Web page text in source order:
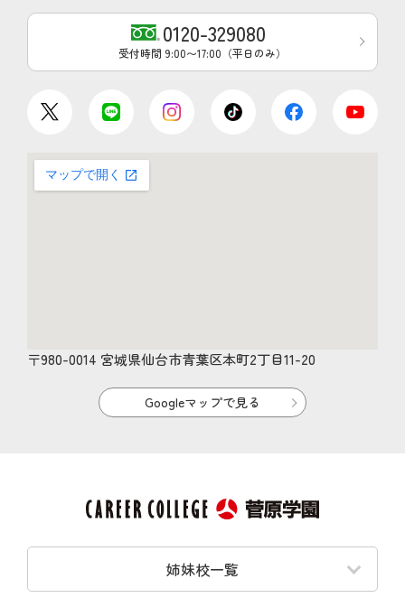
0120-329080
受付時間 9:00〜17:00（平日のみ）
〒980-0014 宮城県仙台市青葉区本町2丁目11-20
Googleマップで見る
姉妹校一覧